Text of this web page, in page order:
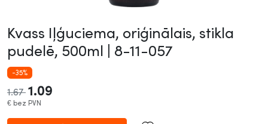
Kvass Iļģuciema, oriģinālais, stikla
pudelē, 500ml | 8-11-057
-35%
1.67 1.09
€ bez PVN